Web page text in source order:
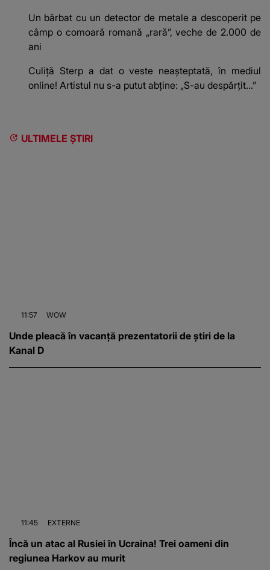
Un bărbat cu un detector de metale a descoperit pe
câmp o comoară romană „rară”, veche de 2.000 de
ani
Culiță Sterp a dat o veste neașteptată, în mediul
online! Artistul nu s-a putut abține: „S-au despărțit...”
ULTIMELE ȘTIRI
11:57 WOW
Unde pleacă în vacanță prezentatorii de știri de la
Kanal D
11:45 EXTERNE
Încă un atac al Rusiei în Ucraina! Trei oameni din
regiunea Harkov au murit